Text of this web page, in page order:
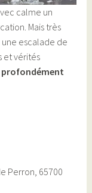
calme un
Mais très
escalade de
et vérités
Perron, 65700